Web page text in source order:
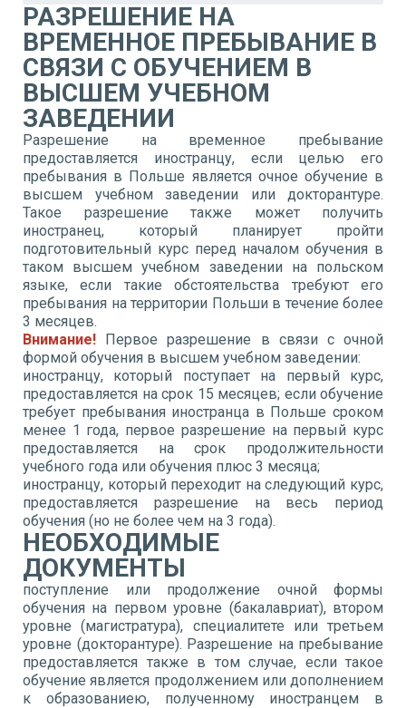
РАЗРЕШЕНИЕ НА
ВРЕМЕННОЕ ПРЕБЫВАНИЕ В
СВЯЗИ С ОБУЧЕНИЕМ В
ВЫСШЕМ УЧЕБНОМ
ЗАВЕДЕНИИ
Разрешение на временное пребывание
предоставляется иностранцу, если целью его
пребывания в Польше является очное обучение в
высшем учебном заведении или докторантуре.
Такое разрешение также может получить
иностранец, который планирует пройти
подготовительный курс перед началом обучения в
таком высшем учебном заведении на польском
языке, если такие обстоятельства требуют его
пребывания на территории Польши в течение более
3 месяцев.
Внимание! Первое разрешение в связи с очной
формой обучения в высшем учебном заведении:
иностранцу, который поступает на первый курс,
предоставляется на срок 15 месяцев; если обучение
требует пребывания иностранца в Польше сроком
менее 1 года, первое разрешение на первый курс
предоставляется на срок продолжительности
учебного года или обучения плюс 3 месяца;
иностранцу, который переходит на следующий курс,
предоставляется разрешение на весь период
обучения (но не более чем на 3 года).
НЕОБХОДИМЫЕ
ДОКУМЕНТЫ
поступление или продолжение очной формы
обучения на первом уровне (бакалавриат), втором
уровне (магистратура), специалитете или третьем
уровне (докторантуре). Разрешение на пребывание
предоставляется также в том случае, если такое
обучение является продолжением или дополнением
к образованиею, полученному иностранцем в